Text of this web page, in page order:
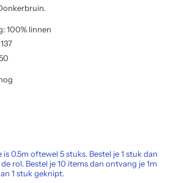
100% linnen
0.5m oftewel 5 stuks. Bestel je 1 stuk dan
rol. Bestel je 10 items dan ontvang je 1m
1 stuk geknipt.